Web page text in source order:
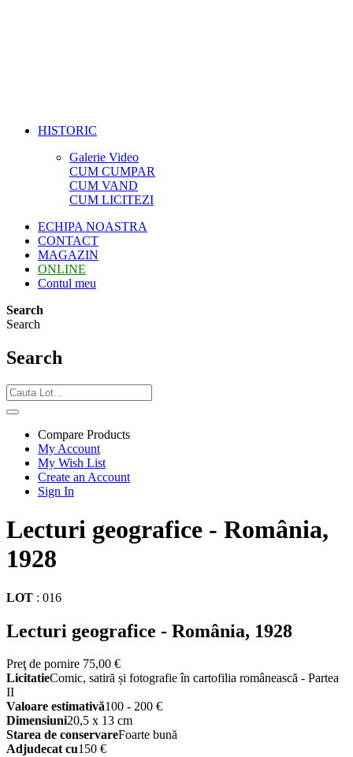
HISTORIC
Galerie Video
CUM CUMPAR
CUM VAND
CUM LICITEZI
ECHIPA NOASTRA
CONTACT
MAGAZIN
ONLINE
Contul meu
Search
Search
Search
Compare Products
My Account
My Wish List
Create an Account
Sign In
Lecturi geografice - România,
1928
LOT : 016
Lecturi geografice - România, 1928
Preţ de pornire 75,00 €
LicitatieComic, satiră și fotografie în cartofilia românească - Partea
II
Valoare estimativă100 - 200 €
Dimensiuni20,5 x 13 cm
Starea de conservareFoarte bună
Adjudecat cu150 €